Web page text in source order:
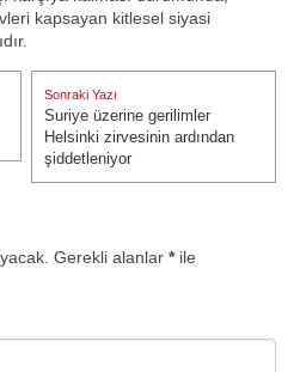
kapsayan kitlesel siyasi
Sonraki Yazı
Sonraki Yazı:
Suriye üzerine gerilimler
Helsinki zirvesinin ardından
şiddetleniyor
Gerekli alanlar *ile